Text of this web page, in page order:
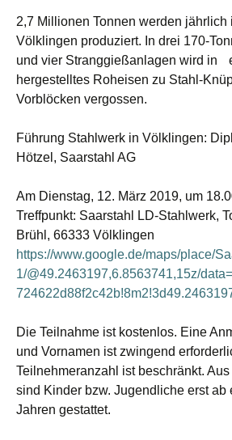
2,7 Millionen Tonnen werden jährlich
Völklingen produziert. In drei 170-
und vier Stranggießanlagen wird in
hergestelltes Roheisen zu Stahl-
Vorblöcken vergossen.
Führung Stahlwerk in Völklingen:
Hötzel, Saarstahl AG
Am Dienstag, 12. März 2019, um
Treffpunkt: Saarstahl LD-Stahlwerk,
Brühl, 66333 Völklingen
https://www.google.de/maps/place/
1/@49.2463197,6.8563741,15z/
Die Teilnahme ist kostenlos. Eine
und Vornamen ist zwingend
Teilnehmeranzahl ist beschränkt.
sind Kinder bzw. Jugendliche erst ab
Jahren gestattet.